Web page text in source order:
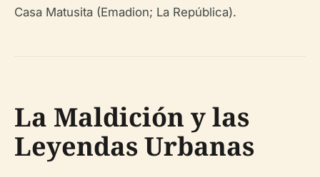
Casa Matusita (Emadion; La República).
La Maldición y las
Leyendas Urbanas